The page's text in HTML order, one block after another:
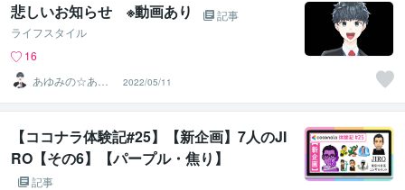
悲しいお知らせ ※動画あり
記事
ライフスタイル
16
あゆみの☆あな
たを応援・肯定
し隊
2022/05/11
【ココナラ体験記#25】【新企画】7人のJI
RO【その6】【パープル・焦り】
記事